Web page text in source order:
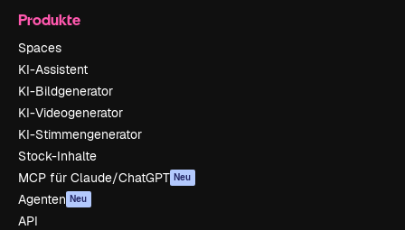
Produkte
Spaces
KI-Assistent
KI-Bildgenerator
KI-Videogenerator
KI-Stimmengenerator
Stock-Inhalte
MCP für Claude/ChatGPT Neu
Agenten Neu
API